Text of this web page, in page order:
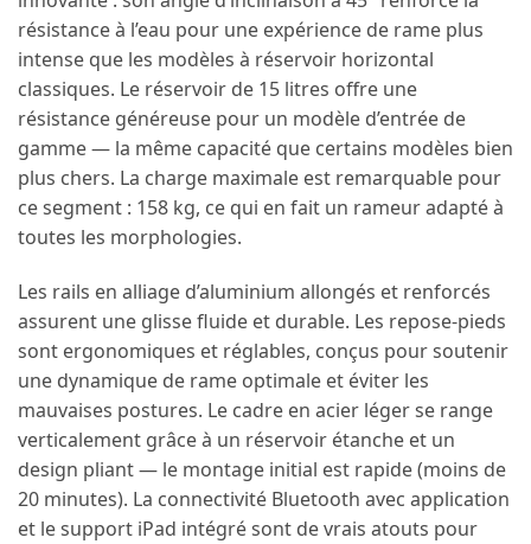
résistance à l’eau pour une expérience de rame plus
intense que les modèles à réservoir horizontal
classiques. Le réservoir de 15 litres offre une
résistance généreuse pour un modèle d’entrée de
gamme — la même capacité que certains modèles bien
plus chers. La charge maximale est remarquable pour
ce segment : 158 kg, ce qui en fait un rameur adapté à
toutes les morphologies.
Les rails en alliage d’aluminium allongés et renforcés
assurent une glisse fluide et durable. Les repose-pieds
sont ergonomiques et réglables, conçus pour soutenir
une dynamique de rame optimale et éviter les
mauvaises postures. Le cadre en acier léger se range
verticalement grâce à un réservoir étanche et un
design pliant — le montage initial est rapide (moins de
20 minutes). La connectivité Bluetooth avec application
et le support iPad intégré sont de vrais atouts pour